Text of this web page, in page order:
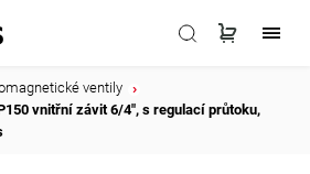
ventily
vnitřní závit 6/4", s regulací průtoku,